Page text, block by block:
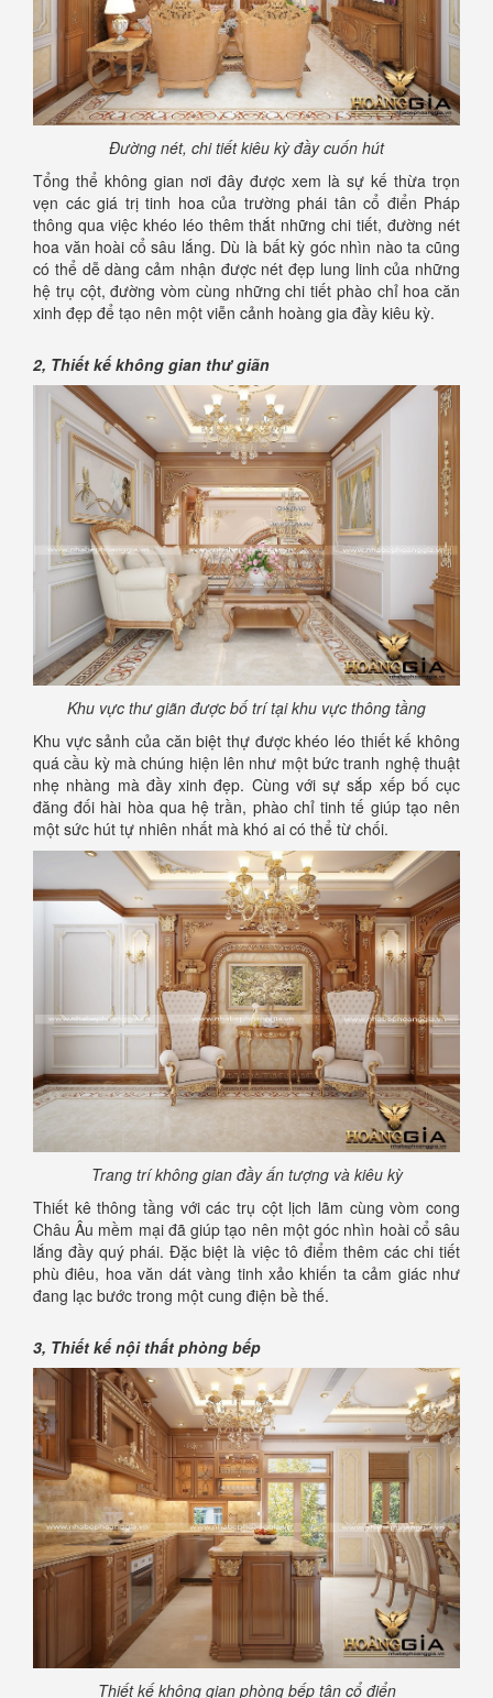
Đường nét, chi tiết kiêu kỳ đầy cuốn hút
Tổng thể không gian nơi đây được xem là sự kế thừa trọn
vẹn các giá trị tinh hoa của trường phái tân cổ điển Pháp
thông qua việc khéo léo thêm thắt những chi tiết, đường nét
hoa văn hoài cổ sâu lắng. Dù là bất kỳ góc nhìn nào ta cũng
có thể dễ dàng cảm nhận được nét đẹp lung linh của những
hệ trụ cột, đường vòm cùng những chi tiết phào chỉ hoa căn
xinh đẹp để tạo nên một viễn cảnh hoàng gia đầy kiêu kỳ.
2, Thiết kế không gian thư giãn
Khu vực thư giãn được bố trí tại khu vực thông tầng
Khu vực sảnh của căn biệt thự được khéo léo thiết kế không
quá cầu kỳ mà chúng hiện lên như một bức tranh nghệ thuật
nhẹ nhàng mà đầy xinh đẹp. Cùng với sự sắp xếp bố cục
đăng đối hài hòa qua hệ trần, phào chỉ tinh tế giúp tạo nên
một sức hút tự nhiên nhất mà khó ai có thể từ chối.
Trang trí không gian đầy ấn tượng và kiêu kỳ
Thiết kê thông tầng với các trụ cột lịch lãm cùng vòm cong
Châu Âu mềm mại đã giúp tạo nên một góc nhìn hoài cổ sâu
lắng đầy quý phái. Đặc biệt là việc tô điểm thêm các chi tiết
phù điêu, hoa văn dát vàng tinh xảo khiến ta cảm giác như
đang lạc bước trong một cung điện bề thế.
3, Thiết kế nội thất phòng bếp
Thiết kế không gian phòng bếp tân cổ điển